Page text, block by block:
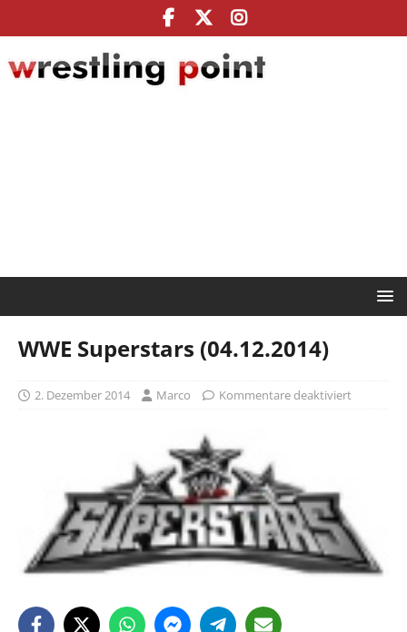
WWE Superstars (04.12.2014)
2. Dezember 2014 Marco Kommentare deaktiviert